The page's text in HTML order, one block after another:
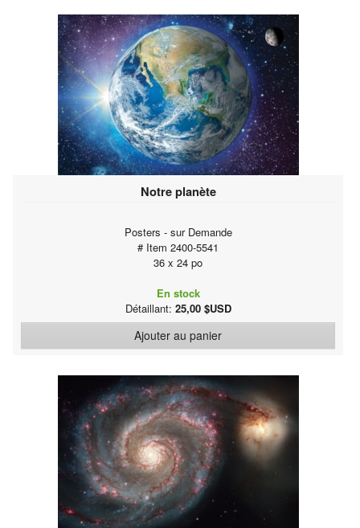
Notre planète
Posters - sur Demande
# Item 2400-5541
36 x 24 po
En stock
Détaillant: 25,00 $USD
Ajouter au panier